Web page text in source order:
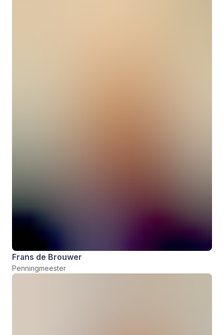
Frans de Brouwer
Penningmeester